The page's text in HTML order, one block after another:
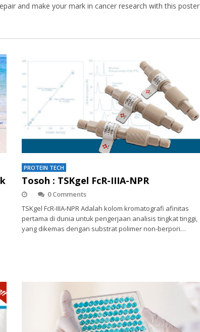
and make your mark in cancer research with this poster
PROTEIN TECH
Tosoh : TSKgel FcR-IIIA-NPR
0 Comments
TSKgel FcR-IIIA-NPR Adalah kolom kromatografi afinitas
pertama di dunia untuk pengerjaan analisis tingkat tinggi,
yang dikemas dengan substrat polimer non-berpori…